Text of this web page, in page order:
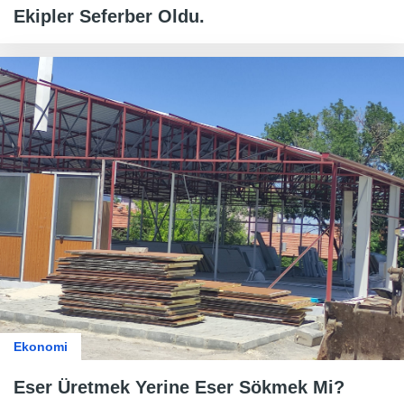
Ekipler Seferber Oldu.
Ekonomi
Eser Üretmek Yerine Eser Sökmek Mi?